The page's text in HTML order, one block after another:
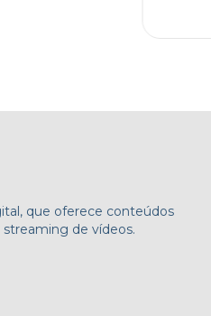
que oferece conteúdos
de vídeos.